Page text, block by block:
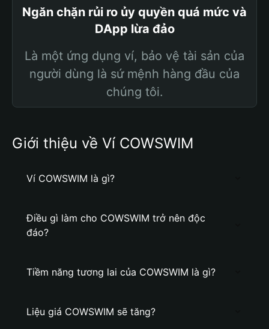
Ngăn chặn rủi ro ủy quyền quá mức và
DApp lừa đảo
Là một ứng dụng ví, bảo vệ tài sản của
người dùng là sứ mệnh hàng đầu của
chúng tôi.
Giới thiệu về Ví COWSWIM
Ví COWSWIM là gì?
Điều gì làm cho COWSWIM trở nên độc
đáo?
Tiềm năng tương lai của COWSWIM là gì?
Liệu giá COWSWIM sẽ tăng?